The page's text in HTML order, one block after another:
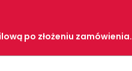
po złożeniu zamówienia.